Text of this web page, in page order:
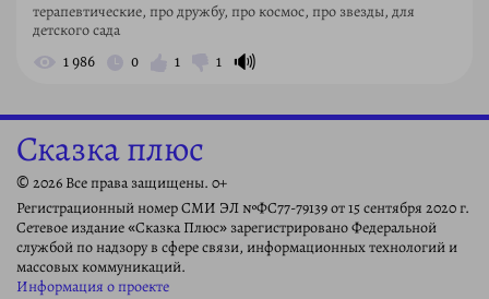
терапевтические, про дружбу, про космос, про звезды, для
детского сада
1 986 0 1 1 🔊
Сказка плюс
© 2026 Все права защищены. 0+
Регистрационный номер СМИ ЭЛ №ФС77-79139 от 15 сентября 2020 г.
Сетевое издание «Сказка Плюс» зарегистрировано Федеральной
службой по надзору в сфере связи, информационных технологий и
массовых коммуникаций.
Информация о проекте